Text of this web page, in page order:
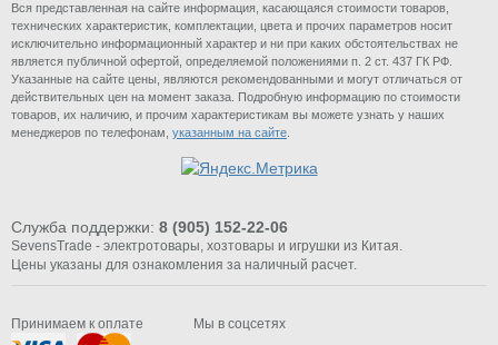
Вся представленная на сайте информация, касающаяся стоимости товаров,
технических характеристик, комплектации, цвета и прочих параметров носит
исключительно информационный характер и ни при каких обстоятельствах не
является публичной офертой, определяемой положениями п. 2 ст. 437 ГК РФ.
Указанные на сайте цены, являются рекомендованными и могут отличаться от
действительных цен на момент заказа. Подробную информацию по стоимости
товаров, их наличию, и прочим характеристикам вы можете узнать у наших
менеджеров по телефонам, указанным на сайте
Служба поддержки: 8 (905) 152-22-06
SevensTrade - электротовары, хозтовары и игрушки из Китая.
Цены указаны для ознакомления за наличный расчет.
Принимаем к оплате Мы в соцсетях